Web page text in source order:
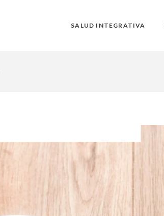
SALUD INTEGRATIVA